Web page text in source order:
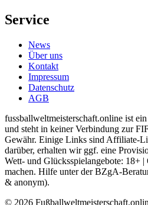
Service
News
Über uns
Kontakt
Impressum
Datenschutz
AGB
fussballweltmeisterschaft.online ist
und steht in keiner Verbindung zur
Gewähr. Einige Links sind Affiliate-
darüber, erhalten wir ggf. eine
Wett- und Glücksspielangebote: 18+
machen. Hilfe unter der BZgA-
& anonym).
© 2026